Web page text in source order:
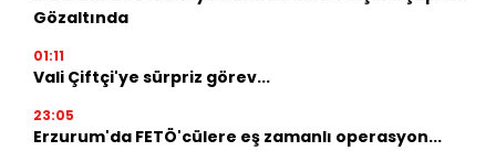
Gözaltında
01:11
Vali Çiftçi'ye sürpriz görev...
23:05
Erzurum'da FETÖ'cülere eş zamanlı operasyon...